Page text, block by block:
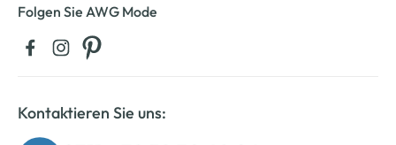
Folgen Sie AWG Mode
Kontaktieren Sie uns: